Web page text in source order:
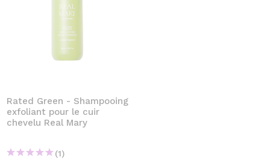
Rated Green - Shampooing
exfoliant pour le cuir
chevelu Real Mary
(1)